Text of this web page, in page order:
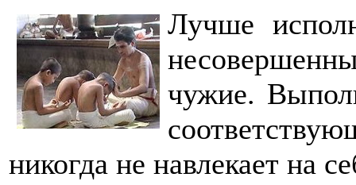
Лучше
чужие.
никогда не навлекает на